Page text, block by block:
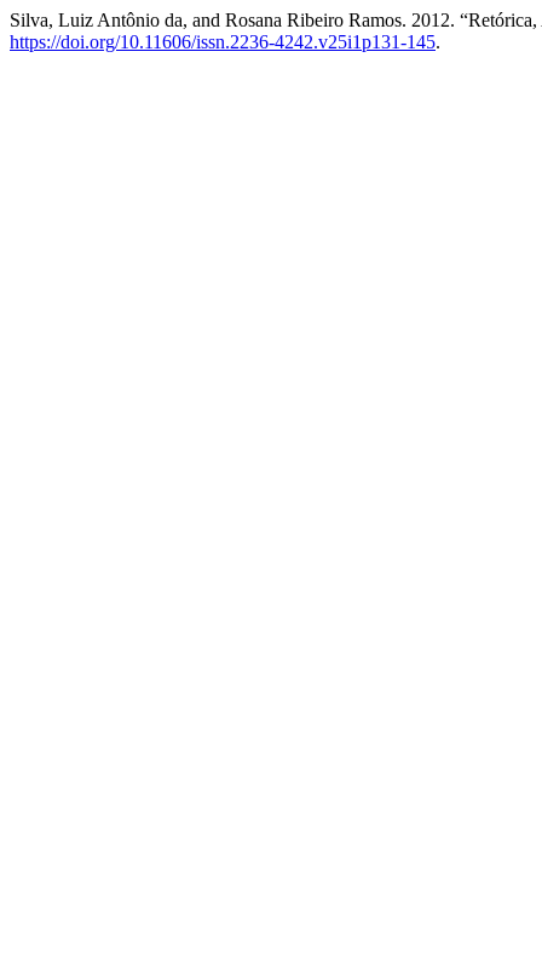
Silva, Luiz Antônio da, and Rosana Ribeiro Ramos. 2012.
https://doi.org/10.11606/issn.2236-4242.v25i1p131-145.